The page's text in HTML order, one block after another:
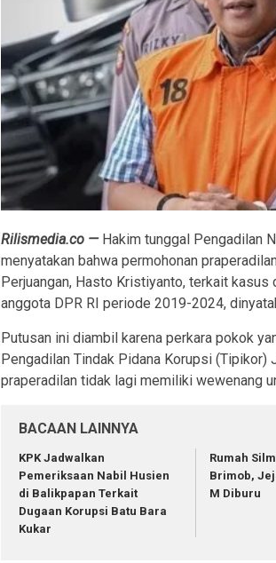
Rilismedia.co — Hakim tunggal Pengadilan
menyatakan bahwa permohonan
Perjuangan, Hasto Kristiyanto, terkait kasus
anggota DPR RI periode 2019-2024,
Putusan ini diambil karena perkara pokok
Pengadilan Tindak Pidana Korupsi (Tipikor)
praperadilan tidak lagi memiliki wewenang
BACAAN LAINNYA
KPK Jadwalkan
Pemeriksaan Nabil Husien
di Balikpapan Terkait
Dugaan Korupsi Batu Bara
Kukar
Rumah
Brimob,
M Diburu